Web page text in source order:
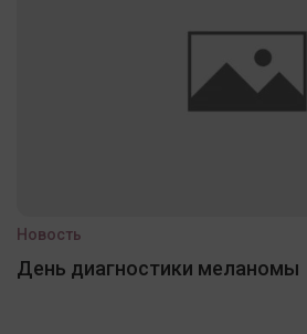
Новость
День диагностики меланомы